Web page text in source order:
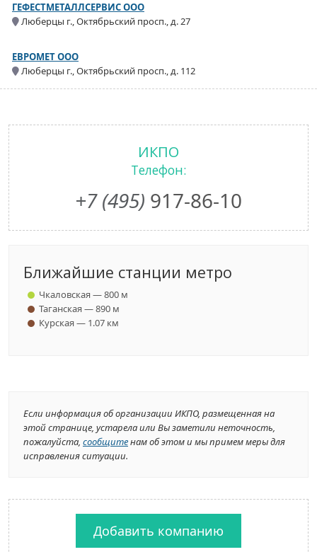
ГЕФЕСТМЕТАЛЛСЕРВИС ООО
Люберцы г., Октябрьский просп., д. 27
ЕВРОМЕТ ООО
Люберцы г., Октябрьский просп., д. 112
ИКПО
Телефон:
+7 (495) 917-86-10
Ближайшие станции метро
Чкаловская — 800 м
Таганская — 890 м
Курская — 1.07 км
Если информация об организации ИКПО, размещенная на
этой странице, устарела или Вы заметили неточность,
пожалуйста, сообщитенам об этом и мы примем меры для
исправления ситуации.
Добавить компанию